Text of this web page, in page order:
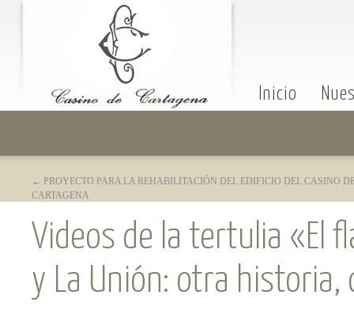
Inicio
← PROYECTO PARA LA REHABILITACIÓN DEL EDIFICIO DEL CASINO
CARTAGENA
Videos de la tertulia «El
y La Unión: otra historia,